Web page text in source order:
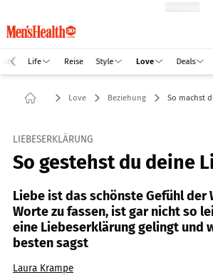
Life Reise Style Love Deals
Love Beziehung So machst
LIEBESERKLÄRUNG
So gestehst du deine
Liebe ist das schönste Gefühl der
Worte zu fassen, ist gar nicht so
eine Liebeserklärung gelingt und
besten sagst
Laura Krampe